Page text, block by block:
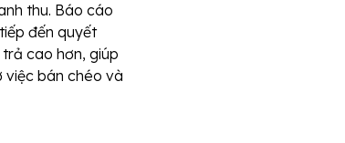
thu. Báo cáo
đến quyết
cao hơn, giúp
việc bán chéo và